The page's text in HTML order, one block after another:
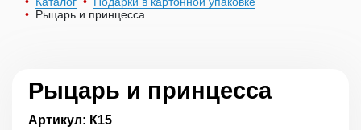
Рыцарь и принцесса
Рыцарь и принцесса
Артикул: К15